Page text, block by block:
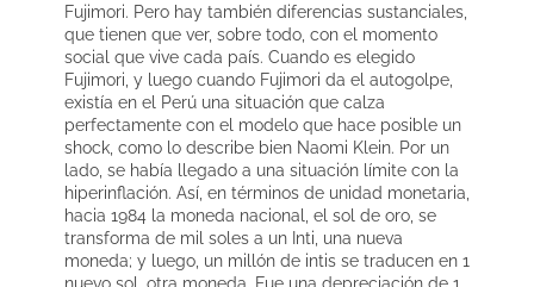
Fujimori. Pero hay también diferencias sustanciales,
que tienen que ver, sobre todo, con el momento
social que vive cada país. Cuando es elegido
Fujimori, y luego cuando Fujimori da el autogolpe,
existía en el Perú una situación que calza
perfectamente con el modelo que hace posible un
shock, como lo describe bien Naomi Klein. Por un
lado, se había llegado a una situación límite con la
hiperinflación. Así, en términos de unidad monetaria,
hacia 1984 la moneda nacional, el sol de oro, se
transforma de mil soles a un Inti, una nueva
moneda; y luego, un millón de intis se traducen en 1
nuevo sol, otra moneda. Fue una depreciación de 1